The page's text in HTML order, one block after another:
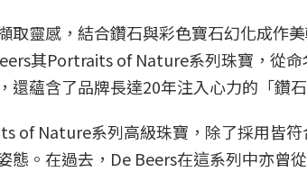
取靈感，結合鑽石與彩色寶石幻化成作
其Portraits of Nature系列珠寶，從
還蘊含了品牌長達20年注入心力的「鑽
of Nature系列高級珠寶，除了採用皆
態。在過去，De Beers在這系列中亦曾